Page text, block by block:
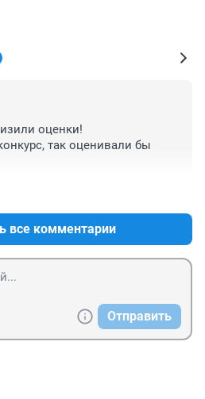
оценки!
так оценивали бы
все комментарии
Отправить